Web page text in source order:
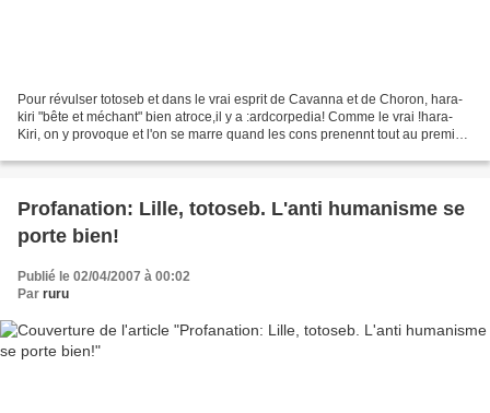
Pour révulser totoseb et dans le vrai esprit de Cavanna et de Choron, hara-
kiri "bête et méchant" bien atroce,il y a :ardcorpedia! Comme le vrai !hara-
Kiri, on y provoque et l'on se marre quand les cons prenennt tout au premier
Profanation: Lille, totoseb. L'anti humanisme se
porte bien!
Publié le 02/04/2007 à 00:02
Par ruru